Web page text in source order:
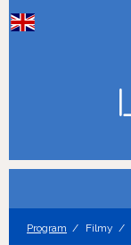
Program Filmy